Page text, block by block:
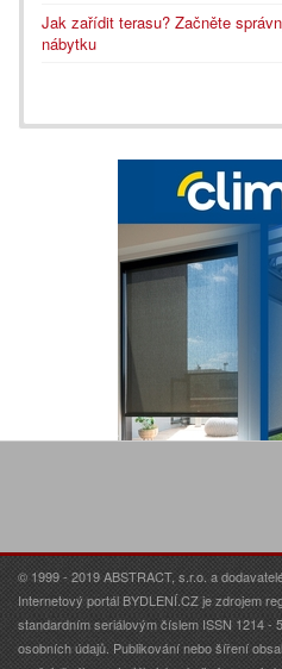
Jak zařídit terasu? Začněte
nábytku
© 1999 - 2019 ABSTRACT, s.r.o. a
Internetový portál BYDLENÍ.CZ je zdrojem
standardním seriálovým číslem ISSN 1214 -
osobních údajů. Publikování nebo šíření